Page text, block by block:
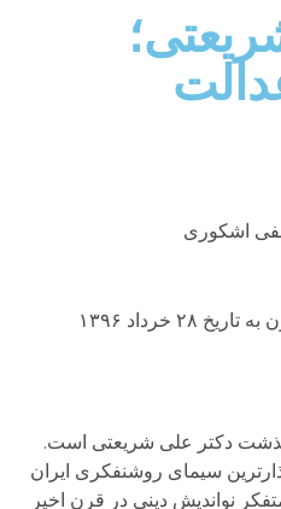
اشکوری
این مقاله در سایت خبری زیتون به تاریخ ۲۸ خرداد ۱۳۹۶
دکتر علی شریعتی است.
سیمای روشنفکری ایران
نواندیش دینی در قرن اخیر